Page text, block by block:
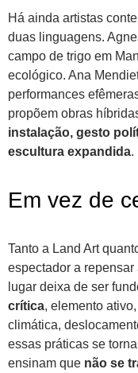
Há ainda artistas
duas linguagens.
campo de trigo em
ecológico. Ana
performances
propõem obras
instalação, gesto
escultura expandida.
Em vez de
Tanto a Land Art
espectador a
lugar deixa de ser
crítica, elemento
climática,
essas práticas se
ensinam que não se